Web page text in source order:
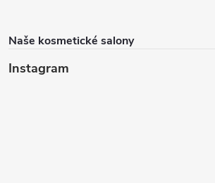
Naše kosmetické salony
Instagram